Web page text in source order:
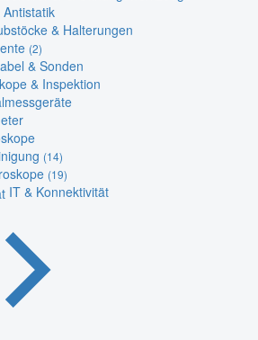
Antistatik
& Halterungen
(2)
& Sonden
& Inspektion
(14)
(19)
IT & Konnektivität